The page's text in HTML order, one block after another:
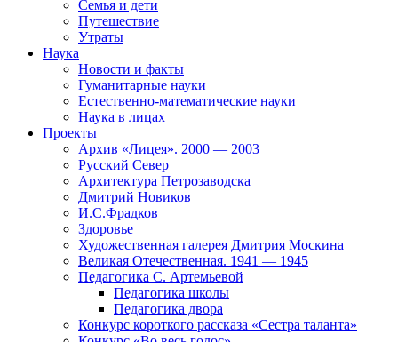
Семья и дети
Путешествие
Утраты
Наука
Новости и факты
Гуманитарные науки
Естественно-математические науки
Наука в лицах
Проекты
Архив «Лицея». 2000 — 2003
Русский Север
Архитектура Петрозаводска
Дмитрий Новиков
И.С.Фрадков
Здоровье
Художественная галерея Дмитрия Москина
Великая Отечественная. 1941 — 1945
Педагогика С. Артемьевой
Педагогика школы
Педагогика двора
Конкурс короткого рассказа «Сестра таланта»